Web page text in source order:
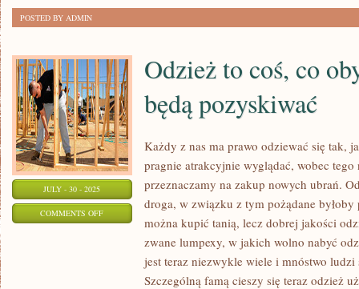
O
ZAŁOŻENIU
POSTED BY ADMIN
JULY - 30 - 2025
COMMENTS OFFON
Odzież to coś, co
będą pozyskiwać
Każdy z nas ma prawo odziewać się tak,
pragnie atrakcyjnie wyglądać, wobec
przeznaczamy na zakup nowych ubrań.
droga, w związku z tym pożądane
można kupić tanią, lecz dobrej jakości
zwane lumpexy, w jakich wolno nabyć
jest teraz niezwykle wiele i mnóstwo
Szczególną famą cieszy się teraz odzież